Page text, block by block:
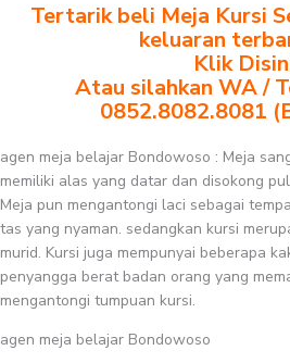
Tertarik beli Meja Kursi
keluaran
Klik
Atau silahkan WA /
0852.8082.8081
agen meja belajar Bondowoso : Meja
memiliki alas yang datar dan disokong
Meja pun mengantongi laci sebagai
tas yang nyaman. sedangkan kursi
murid. Kursi juga mempunyai beberapa
penyangga berat badan orang yang
mengantongi tumpuan kursi.
agen meja belajar Bondowoso